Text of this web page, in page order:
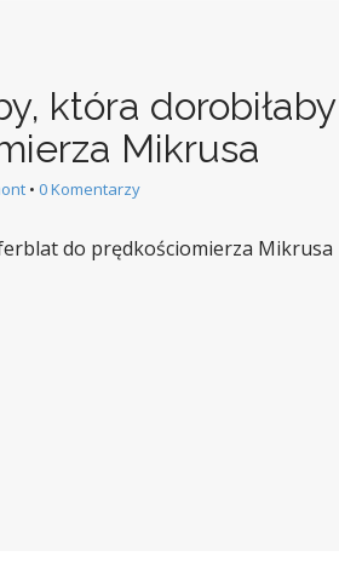
która dorobiłaby
Mikrusa
• 0 Komentarzy
do prędkościomierza Mikrusa